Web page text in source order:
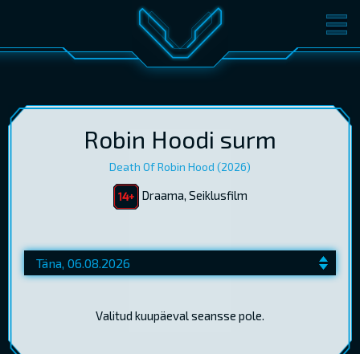
FILMID PILETID
KONVERENTS V-KLUBI
KINKEKAARDID
EST RUS ENG LOGI SISSE
Robin Hoodi surm
Death Of Robin Hood (2026)
Draama, Seiklusfilm
Valitud kuupäeval seansse pole.